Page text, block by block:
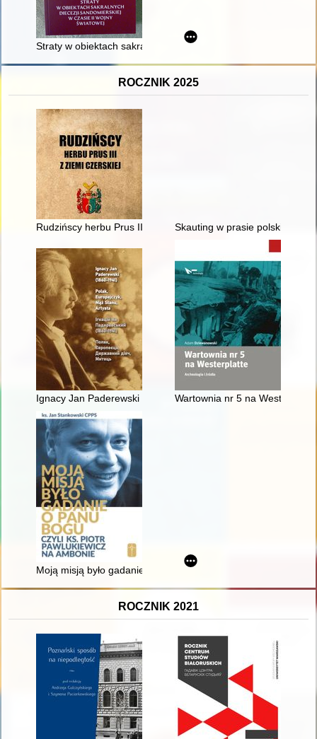
Straty w obiektach sakralnych dekanatu koprzywnickiego
ROCZNIK 2025
Rudzińscy herbu Prus III z ziemi ciechanowskiej w
Skauting w prasie polskiej z lat
Ignacy Jan Paderewski (1860-1941) : Polak, Europejczyk,
Wartownia nr 5 na
Moją misją było gadanie o Panu Bogu" czyli Ks. Piotr
ROCZNIK 2021